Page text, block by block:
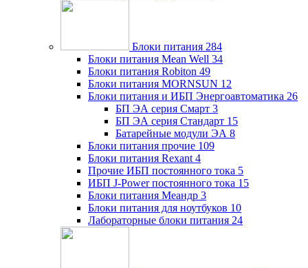
Блоки питания 284
Блоки питания Mean Well 34
Блоки питания Robiton 49
Блоки питания MORNSUN 12
Блоки питания и ИБП Энергоавтоматика 26
БП ЭА серия Смарт 3
БП ЭА серия Стандарт 15
Батарейные модули ЭА 8
Блоки питания прочие 109
Блоки питания Rexant 4
Прочие ИБП постоянного тока 5
ИБП J-Power постоянного тока 15
Блоки питания Меандр 3
Блоки питания для ноутбуков 10
Лабораторные блоки питания 24